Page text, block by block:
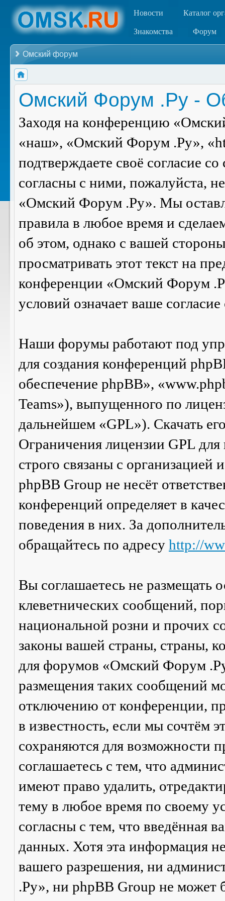
Новости Каталог
Знакомства Форум
Омский форум
Омский Форум .Ру -
Заходя на конференцию
«наш», «Омский Форум .Ру»,
подтверждаете своё согласие
согласны с ними, пожалуйста,
«Омский Форум .Ру». Мы
правила в любое время и
об этом, однако с вашей
просматривать этот текст на
конференции «Омский Форум
условий означает ваше
Наши форумы работают под
для создания конференций
обеспечение phpBB»,
Teams»), выпущенного по
дальнейшем «GPL»). Скачать
Ограничения лицензии GPL
строго связаны с
phpBB Group не несёт
конференций определяет в
поведения в них. За
обращайтесь по адресу http://
Вы соглашаетесь не размещать
клеветнических сообщений,
национальной розни и прочих
законы вашей страны, страны,
для форумов «Омский Форум
размещения таких сообщений
отключению от конференции,
в известность, если мы сочтём
сохраняются для возможности
соглашаетесь с тем, что
имеют право удалить,
тему в любое время по своему
согласны с тем, что введённая
данных. Хотя эта информация
вашего разрешения, ни
.Ру», ни phpBB Group не может